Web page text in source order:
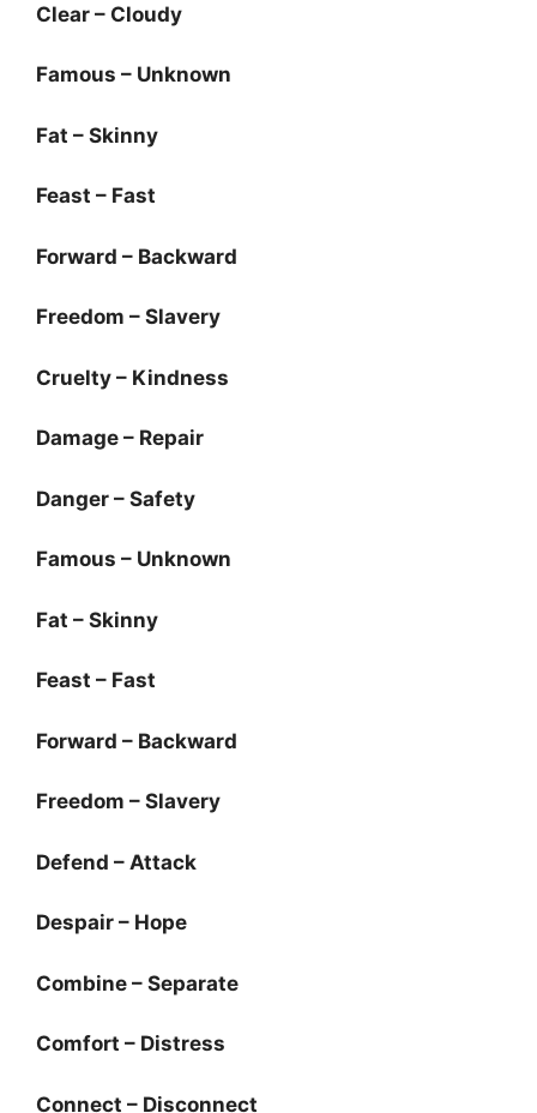
Clear – Cloudy
Famous – Unknown
Fat – Skinny
Feast – Fast
Forward – Backward
Freedom – Slavery
Cruelty – Kindness
Damage – Repair
Danger – Safety
Famous – Unknown
Fat – Skinny
Feast – Fast
Forward – Backward
Freedom – Slavery
Defend – Attack
Despair – Hope
Combine – Separate
Comfort – Distress
Connect – Disconnect